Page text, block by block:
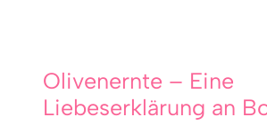
Olivenernte – Eine
Liebeserklärung an